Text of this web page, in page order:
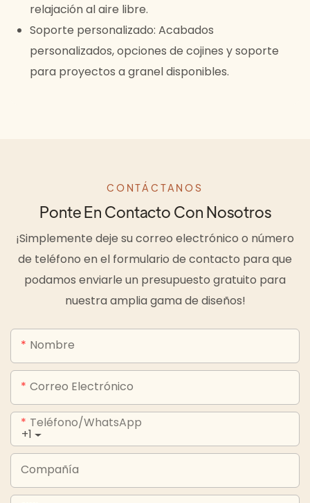
relajación al aire libre.
Soporte personalizado: Acabados
personalizados, opciones de cojines y soporte
para proyectos a granel disponibles.
CONTÁCTANOS
Ponte En Contacto Con Nosotros
¡Simplemente deje su correo electrónico o número
de teléfono en el formulario de contacto para que
podamos enviarle un presupuesto gratuito para
nuestra amplia gama de diseños!
Nombre
Correo Electrónico
+1
Teléfono/WhatsApp
Compañía